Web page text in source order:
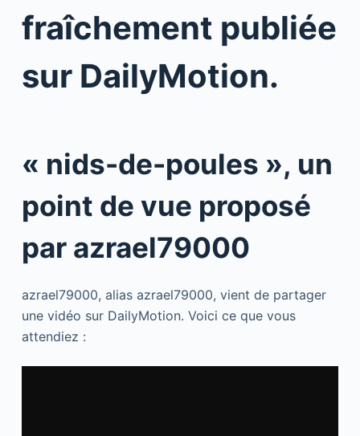
fraîchement publiée
sur DailyMotion.
« nids-de-poules », un
point de vue proposé
par azrael79000
azrael79000, alias azrael79000, vient de partager
une vidéo sur DailyMotion. Voici ce que vous
attendiez :